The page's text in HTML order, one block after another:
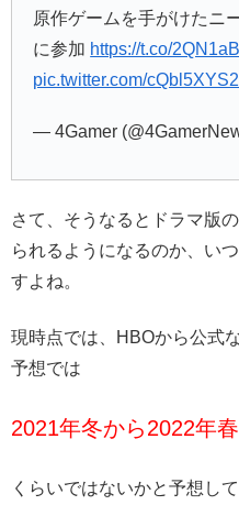
原作ゲームを手がけたニ
に参加 https://t.co/
pic.twitter.com/
— 4Gamer
さて、そうなるとドラマ版
られるようになるのか、い
すよね。
現時点では、HBOから公式
予想では
2021年冬から2022年春
くらいではないかと予想して